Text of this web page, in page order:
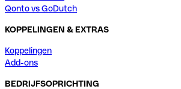
Qonto vs GoDutch
KOPPELINGEN & EXTRAS
Koppelingen
Add-ons
BEDRIJFSOPRICHTING